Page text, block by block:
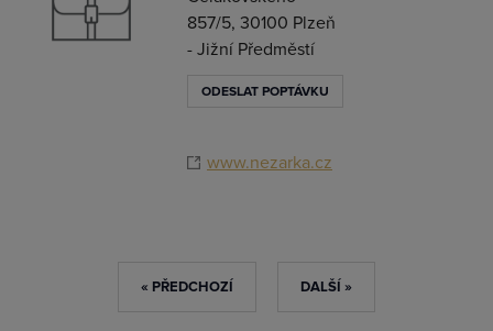
857/5, 30100 Plzeň
- Jižní Předměstí
ODESLAT POPTÁVKU
www.nezarka.cz
« PŘEDCHOZÍ DALŠÍ »